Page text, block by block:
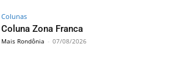
Colunas
Coluna Zona Franca
Mais Rondônia - 07/08/2026